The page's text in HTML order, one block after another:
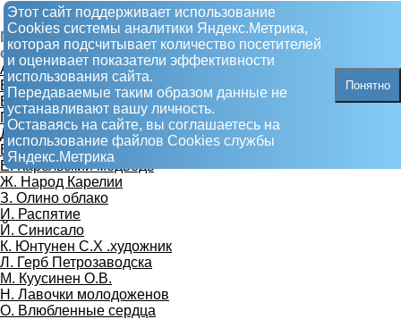
Этот сайт поддерживает использование
Сookies системы аналитики Яндекс.Метрика,
которая подсчитывает количество посетителей
и оценивает показатели эффективности
использования сайта.
Передаваемые таким образом данные не
устанавливают вашу личность.
Оставаясь на сайте, вы соглашаетесь на
использование файлов Сookies службы
Яндекс.Метрика
Понятно
От вокзала к озеру
Пешком от "Паровоз на станции" до "Влюбленные
сердца"
А. Паровоз на станции
Б. Калитки
В. Анохин П.Ф., революционер
Г. Ступени знаний
Д. Солдат, женщина и ребенок
Е. Барельефы на Северной гостинице
Ё. Карельский медведь
Ж. Народ Карелии
З. Олино облако
И. Распятие
Й. Синисало
К. Юнтунен С.Х .художник
Л. Герб Петрозаводска
М. Куусинен О.В.
Н. Лавочки молодоженов
О. Влюбленные сердца